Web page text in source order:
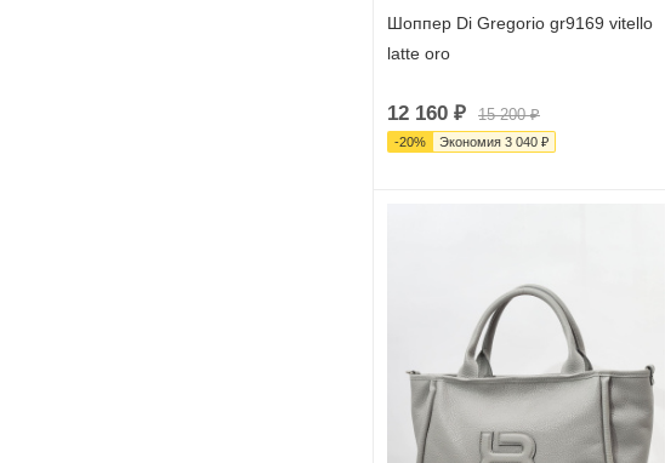
Шоппер Di Gregorio gr9169 vitello
latte oro
12 160 ₽ 15 200₽
-20% Экономия 3 040 ₽